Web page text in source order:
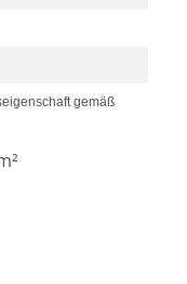
gemäß